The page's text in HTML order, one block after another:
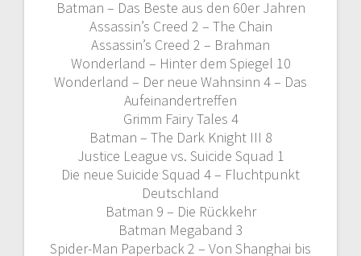
Batman – Das Beste aus den 60er Jahren
Assassin’s Creed 2 – The Chain
Assassin’s Creed 2 – Brahman
Wonderland – Hinter dem Spiegel 10
Wonderland – Der neue Wahnsinn 4 – Das
Aufeinandertreffen
Grimm Fairy Tales 4
Batman – The Dark Knight III 8
Justice League vs. Suicide Squad 1
Die neue Suicide Squad 4 – Fluchtpunkt
Deutschland
Batman 9 – Die Rückkehr
Batman Megaband 3
Spider-Man Paperback 2 – Von Shanghai bis